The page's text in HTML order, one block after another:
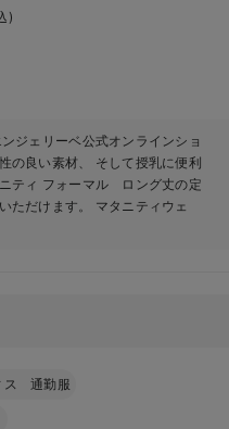
】
)
ジェリーベ公式オンラインショ
の良い素材、 そして授乳に便利
ティ フォーマル ロング丈の定
ただけます。 マタニティウェ
ス 通勤服